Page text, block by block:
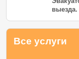
Все услуги